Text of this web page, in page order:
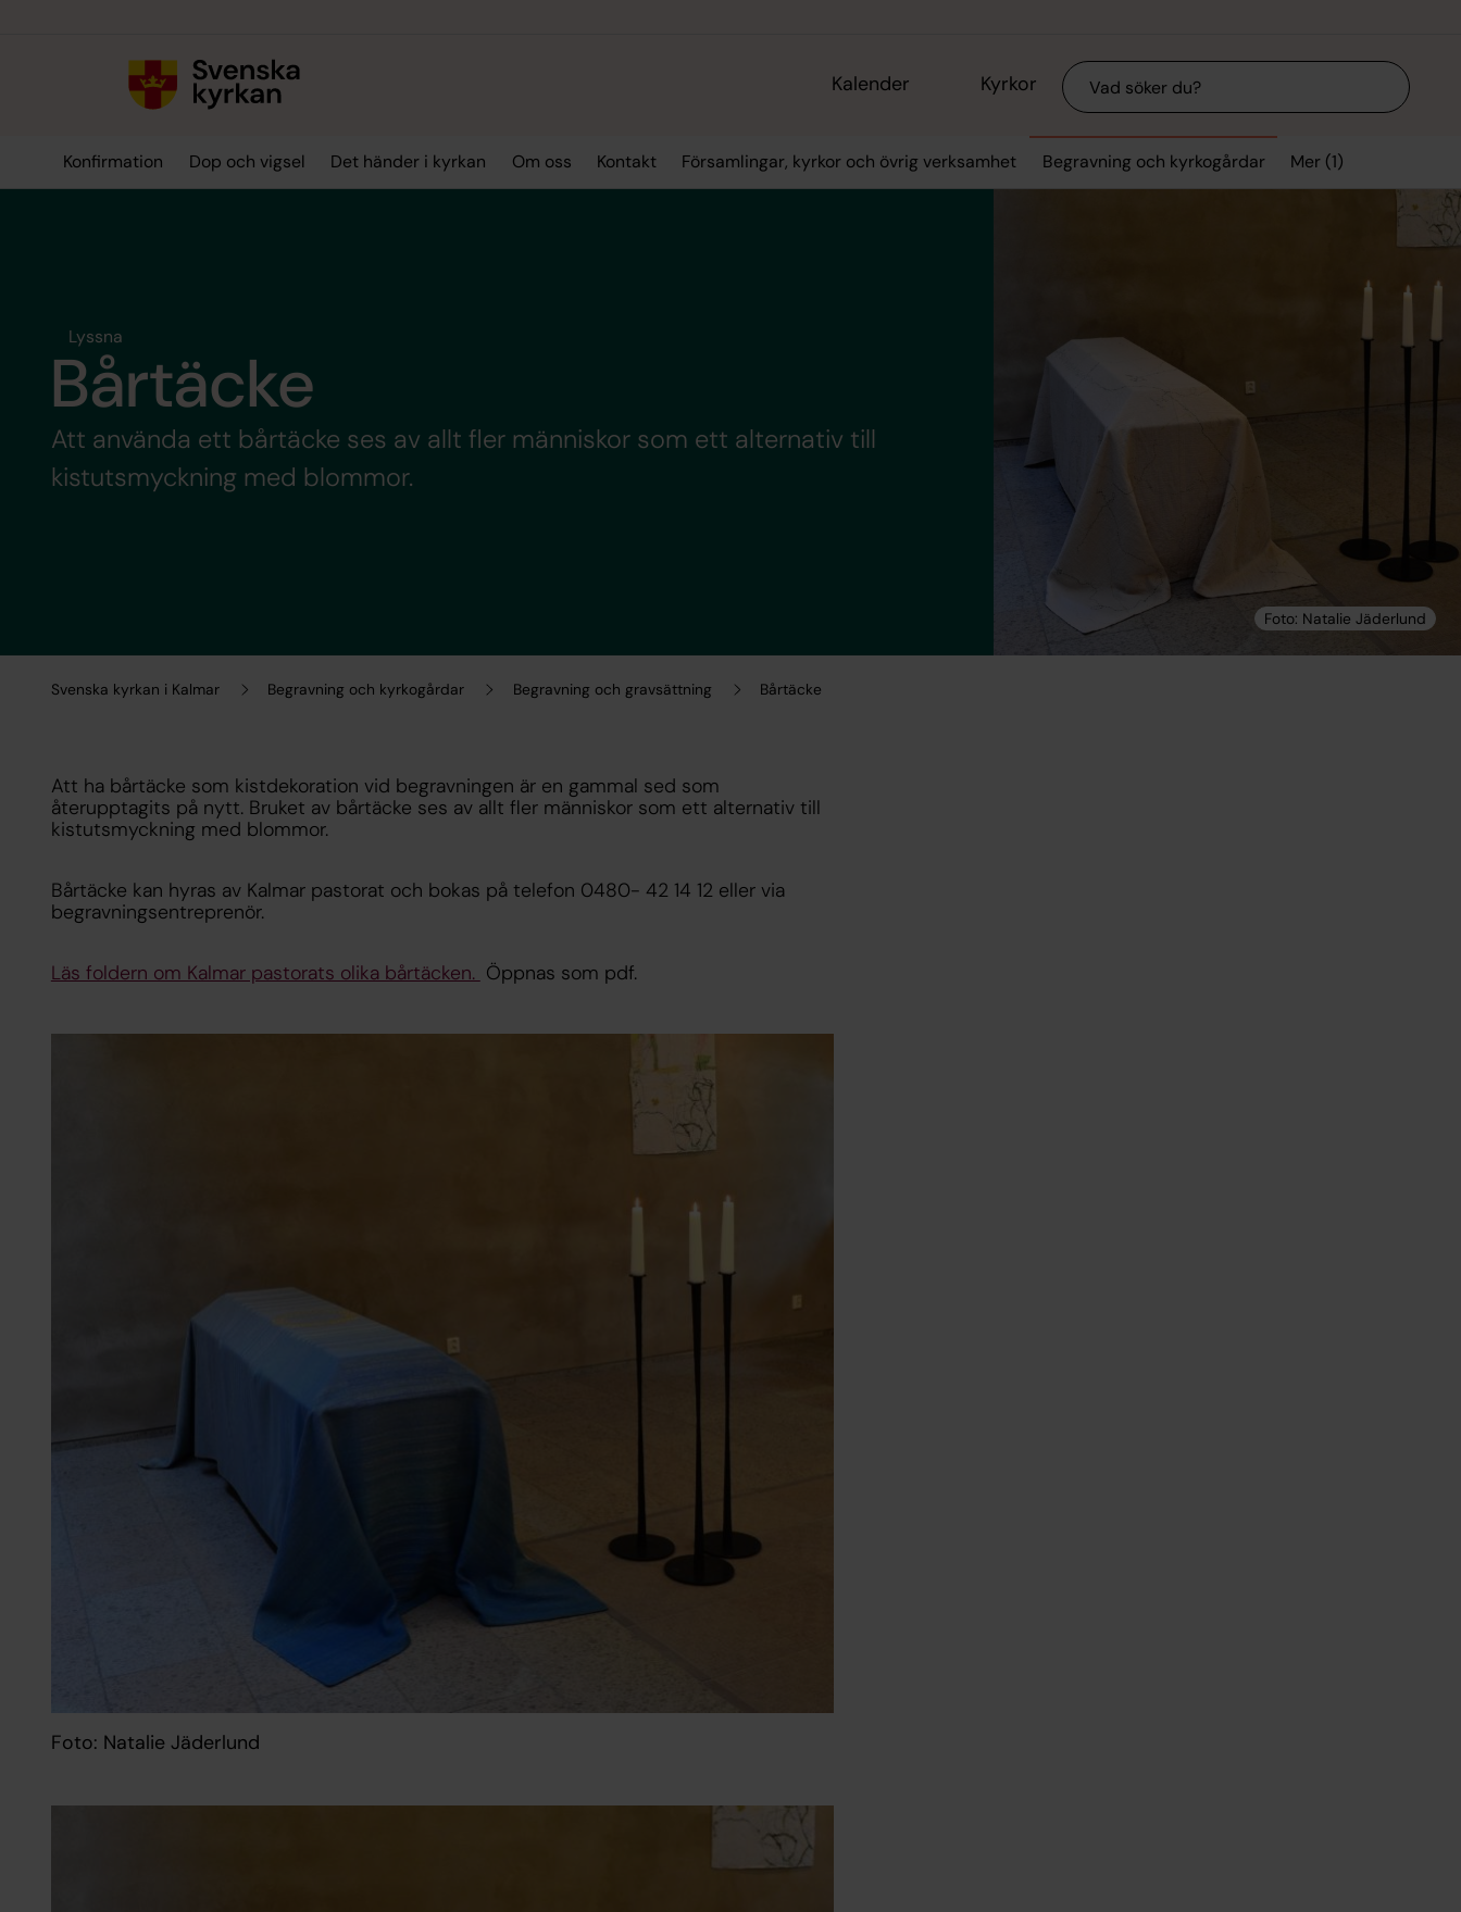
Kalender Kyrkor Sök
Konfirmation Dop och vigsel Det händer i kyrkan Om oss Kontakt Församlingar, kyrkor och övrig verksamhet Begravning och kyrkogårdar Mer (1)
Svenska kyrkan i Kalmar Begravning och kyrkogårdar Begravning och gravsättning Bårtäcke
Lyssna
Bårtäcke
Att använda ett bårtäcke ses av allt fler människor som ett alternativ till
kistutsmyckning med blommor.
Att ha bårtäcke som kistdekoration vid begravningen är en gammal sed som
återupptagits på nytt. Bruket av bårtäcke ses av allt fler människor som ett alternativ till
kistutsmyckning med blommor.
Bårtäcke kan hyras av Kalmar pastorat och bokas på telefon 0480- 42 14 12 eller via
begravningsentreprenör.
Läs foldern om Kalmar pastorats olika bårtäcken. Öppnas som pdf.
Foto: Natalie Jäderlund